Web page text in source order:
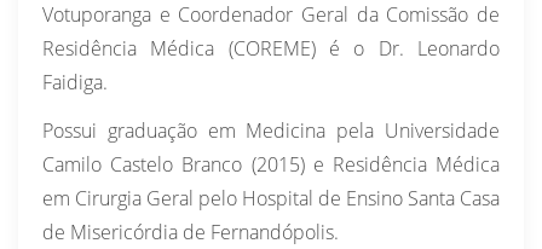
Votuporanga e Coordenador Geral da Comissão de
Residência Médica (COREME) é o Dr. Leonardo
Faidiga.
Possui graduação em Medicina pela Universidade
Camilo Castelo Branco (2015) e Residência Médica
em Cirurgia Geral pelo Hospital de Ensino Santa Casa
de Misericórdia de Fernandópolis.